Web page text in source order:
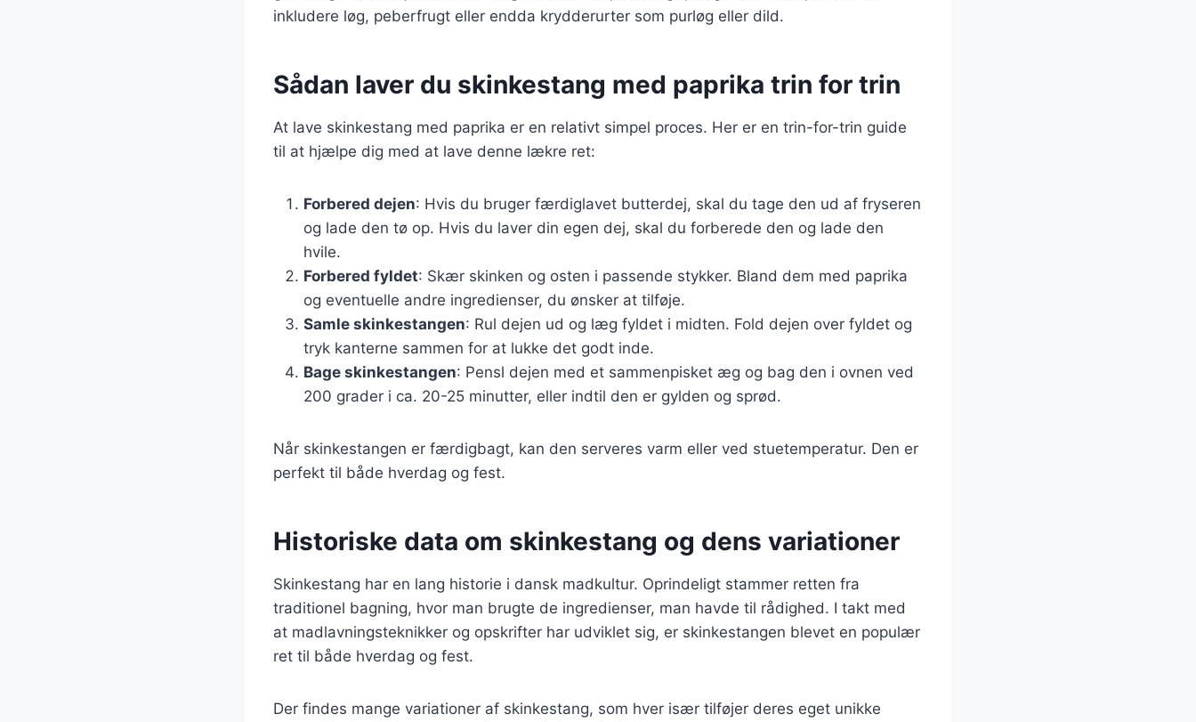
inkludere løg, peberfrugt eller endda krydderurter som purløg eller dild.
Sådan laver du skinkestang med paprika trin for trin
At lave skinkestang med paprika er en relativt simpel proces. Her er en trin-for-trin guide
til at hjælpe dig med at lave denne lækre ret:
Forbered dejen: Hvis du bruger færdiglavet butterdej, skal du tage den ud af fryseren
og lade den tø op. Hvis du laver din egen dej, skal du forberede den og lade den
hvile.
Forbered fyldet: Skær skinken og osten i passende stykker. Bland dem med paprika
og eventuelle andre ingredienser, du ønsker at tilføje.
Samle skinkestangen: Rul dejen ud og læg fyldet i midten. Fold dejen over fyldet og
tryk kanterne sammen for at lukke det godt inde.
Bage skinkestangen: Pensl dejen med et sammenpisket æg og bag den i ovnen ved
200 grader i ca. 20-25 minutter, eller indtil den er gylden og sprød.
Når skinkestangen er færdigbagt, kan den serveres varm eller ved stuetemperatur. Den er
perfekt til både hverdag og fest.
Historiske data om skinkestang og dens variationer
Skinkestang har en lang historie i dansk madkultur. Oprindeligt stammer retten fra
traditionel bagning, hvor man brugte de ingredienser, man havde til rådighed. I takt med
at madlavningsteknikker og opskrifter har udviklet sig, er skinkestangen blevet en populær
ret til både hverdag og fest.
Der findes mange variationer af skinkestang, som hver især tilføjer deres eget unikke